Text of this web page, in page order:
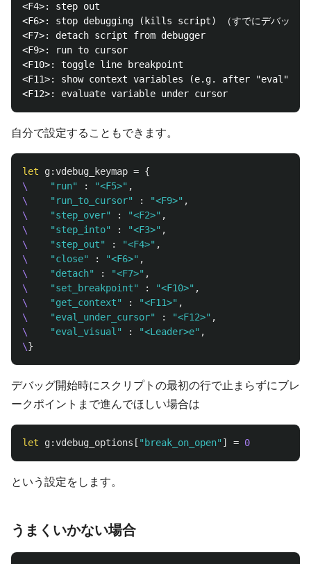
<F4>: step out
<F6>: stop debugging (kills script) （すでにデバッグが終
<F7>: detach script from debugger
<F9>: run to cursor
<F10>: toggle line breakpoint
<F11>: show context variables (e.g. after "eval")
自分で設定することもできます。
let g:vdebug_keymap = {
\
"run" : "<F5>" ,
\
"run_to_cursor" : "<F9>" ,
\
"step_over" : "<F2>" ,
\
"step_into" : "<F3>" ,
\
"step_out" : "<F4>" ,
\
"close" : "<F6>" ,
\
"detach" : "<F7>" ,
\
"set_breakpoint" : "<F10>" ,
\
"get_context" : "<F11>" ,
\
"eval_under_cursor" : "<F12>" ,
\
"eval_visual" : "<Leader>e" ,
\}
デバッグ開始時にスクリプトの最初の行で止まらずにブレ
ークポイントまで進んでほしい場合は
let g:vdebug_options [ "break_on_open" ] = 0
という設定をします。
うまくいかない場合